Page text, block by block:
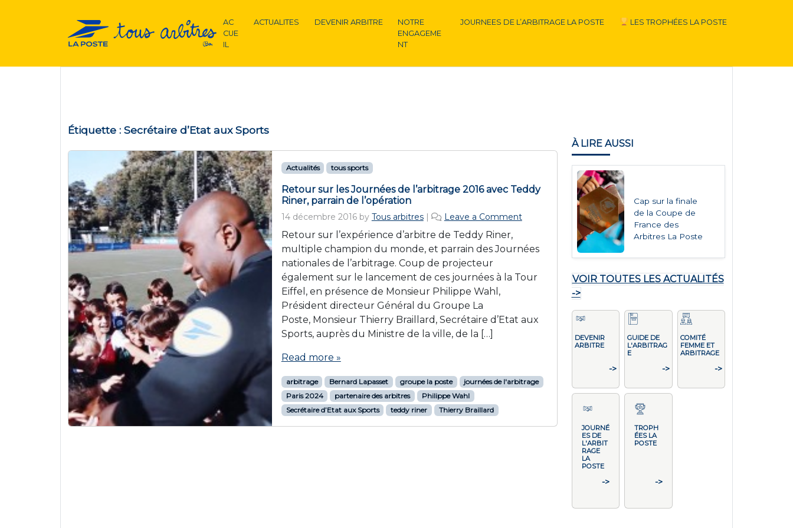
AC
CUE
IL
ACTUALITES DEVENIR ARBITRE
NOTRE
ENGAGEME
NT
JOURNEES DE L’ARBITRAGE LA POSTE LES TROPHÉES LA POSTE
Étiquette : Secrétaire d’Etat aux Sports
Actualités tous sports
Retour sur les Journées de l’arbitrage 2016 avec Teddy
Riner, parrain de l’opération
14 décembre 2016by Tous arbitres | Leave a Comment
Retour sur l’expérience d’arbitre de Teddy Riner,
multiple champion du monde, et parrain des Journées
nationales de l’arbitrage. Coup de projecteur
également sur le lancement de ces journées à la Tour
Eiffel, en présence de Monsieur Philippe Wahl,
Président directeur Général du Groupe La
Poste, Monsieur Thierry Braillard, Secrétaire d’Etat aux
Sports, auprès du Ministre de la ville, de la […]
Read more »
arbitrage Bernard Lapasset groupe la poste
journées de l'arbitrage
Paris 2024
partenaire des arbitres
Philippe Wahl
Secrétaire d’Etat aux Sports
teddy riner Thierry Braillard
À LIRE AUSSI
Cap sur la finale
de la Coupe de
France des
Arbitres La Poste
VOIR TOUTES LES ACTUALITÉS
->
DEVENIR
ARBITRE
->
GUIDE DE
L'ARBITRAG
E
->
COMITÉ
FEMME ET
ARBITRAGE
->
JOURNÉ
ES DE
L'ARBIT
RAGE
LA
POSTE
->
TROPH
ÉES LA
POSTE
->